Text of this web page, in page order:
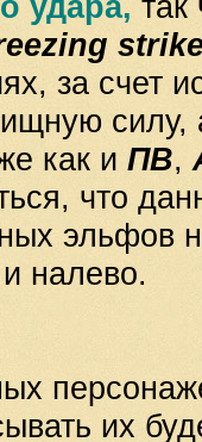
за счет
силу,
как и ПВ,
что
эльфов
налево.
их